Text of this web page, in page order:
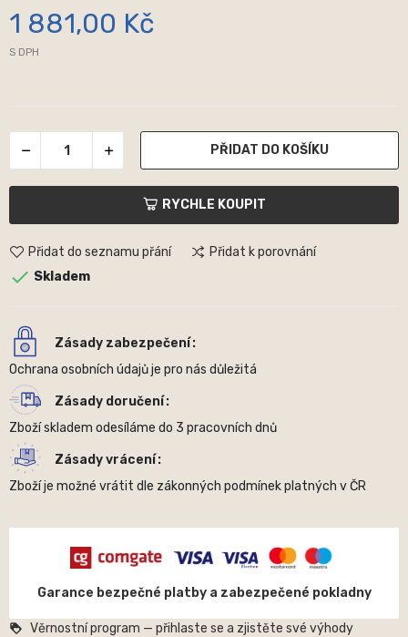
1 881,00 Kč
S DPH
PŘIDAT DO KOŠÍKU
RYCHLE KOUPIT
Přidat do seznamu přání Přidat k porovnání
 Skladem
Zásady zabezpečení
Ochrana osobních údajů je pro nás důležitá
Zásady doručení
Zboží skladem odesíláme do 3 pracovních dnů
Zásady vrácení
Zboží je možné vrátit dle zákonných podmínek platných v ČR
Garance bezpečné platby a zabezpečené pokladny
loyalty Věrnostní program — přihlaste se a zjistěte své výhody